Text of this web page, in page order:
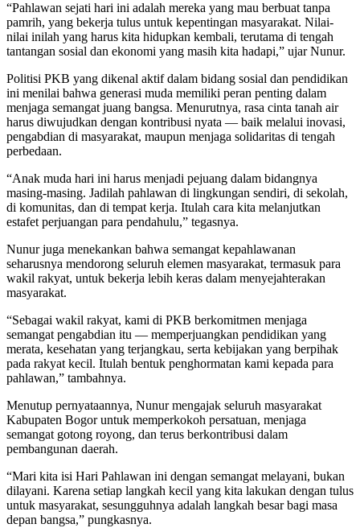
“Pahlawan sejati hari ini adalah mereka yang mau berbuat tanpa
pamrih, yang bekerja tulus untuk kepentingan masyarakat. Nilai-
nilai inilah yang harus kita hidupkan kembali, terutama di tengah
tantangan sosial dan ekonomi yang masih kita hadapi,” ujar Nunur.
Politisi PKB yang dikenal aktif dalam bidang sosial dan pendidikan
ini menilai bahwa generasi muda memiliki peran penting dalam
menjaga semangat juang bangsa. Menurutnya, rasa cinta tanah air
harus diwujudkan dengan kontribusi nyata — baik melalui inovasi,
pengabdian di masyarakat, maupun menjaga solidaritas di tengah
perbedaan.
“Anak muda hari ini harus menjadi pejuang dalam bidangnya
masing-masing. Jadilah pahlawan di lingkungan sendiri, di sekolah,
di komunitas, dan di tempat kerja. Itulah cara kita melanjutkan
estafet perjuangan para pendahulu,” tegasnya.
Nunur juga menekankan bahwa semangat kepahlawanan
seharusnya mendorong seluruh elemen masyarakat, termasuk para
wakil rakyat, untuk bekerja lebih keras dalam menyejahterakan
masyarakat.
“Sebagai wakil rakyat, kami di PKB berkomitmen menjaga
semangat pengabdian itu — memperjuangkan pendidikan yang
merata, kesehatan yang terjangkau, serta kebijakan yang berpihak
pada rakyat kecil. Itulah bentuk penghormatan kami kepada para
pahlawan,” tambahnya.
Menutup pernyataannya, Nunur mengajak seluruh masyarakat
Kabupaten Bogor untuk memperkokoh persatuan, menjaga
semangat gotong royong, dan terus berkontribusi dalam
pembangunan daerah.
“Mari kita isi Hari Pahlawan ini dengan semangat melayani, bukan
dilayani. Karena setiap langkah kecil yang kita lakukan dengan tulus
untuk masyarakat, sesungguhnya adalah langkah besar bagi masa
depan bangsa,” pungkasnya.